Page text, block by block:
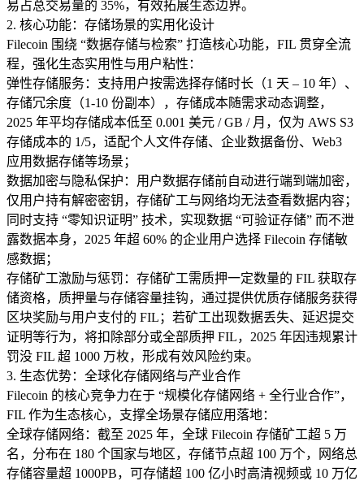
易占总交易量的 35%，有效拓展生态边界。​
2. 核心功能：存储场景的实用化设计​
Filecoin 围绕 “数据存储与检索” 打造核心功能，FIL 贯穿全流
程，强化生态实用性与用户粘性：​
弹性存储服务：支持用户按需选择存储时长（1 天 – 10 年）、
存储冗余度（1-10 份副本），存储成本随需求动态调整，
2025 年平均存储成本低至 0.001 美元 / GB / 月，仅为 AWS S3
存储成本的 1/5，适配个人文件存储、企业数据备份、Web3
应用数据存储等场景；​
数据加密与隐私保护：用户数据存储前自动进行端到端加密，
仅用户持有解密密钥，存储矿工与网络均无法查看数据内容；
同时支持 “零知识证明” 技术，实现数据 “可验证存储” 而不泄
露数据本身，2025 年超 60% 的企业用户选择 Filecoin 存储敏
感数据；​
存储矿工激励与惩罚：存储矿工需质押一定数量的 FIL 获取存
储资格，质押量与存储容量挂钩，通过提供优质存储服务获得
区块奖励与用户支付的 FIL；若矿工出现数据丢失、延迟提交
证明等行为，将扣除部分或全部质押 FIL，2025 年因违规累计
罚没 FIL 超 1000 万枚，形成有效风险约束。​
3. 生态优势：全球化存储网络与产业合作​
Filecoin 的核心竞争力在于 “规模化存储网络 + 全行业合作”，
FIL 作为生态核心，支撑全场景存储应用落地：​
全球存储网络：截至 2025 年，全球 Filecoin 存储矿工超 5 万
名，分布在 180 个国家与地区，存储节点超 100 万个，网络总
存储容量超 1000PB，可存储超 100 亿小时高清视频或 10 万亿